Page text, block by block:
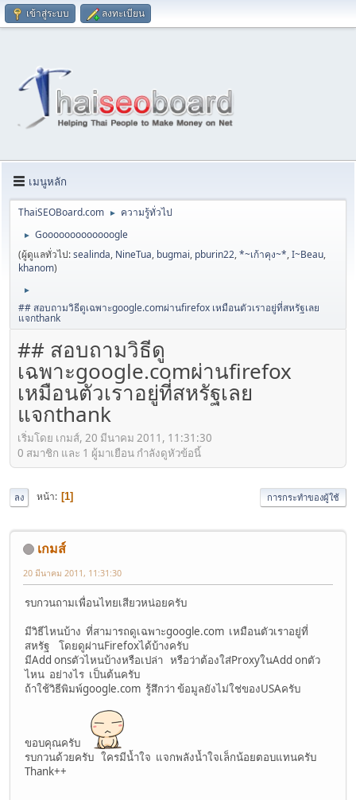
เข้าสู่ระบบ ลงทะเบียน
เมนูหลัก
ThaiSEOBoard.com ► ความรู้ทั่วไป
►
Gooooooooooooogle
(ผู้ดูแลทั่วไป:sealinda, NineTua, bugmai, pburin22,*~เก้าคุง~*,I~Beau,
khanom)
►
## สอบถามวิธีดูเฉพาะgoogle.comผ่านfirefox เหมือนตัวเราอยู่ที่สหรัฐเลย
แจกthank
## สอบถามวิธีดู
เฉพาะgoogle.comผ่านfirefox
เหมือนตัวเราอยู่ที่สหรัฐเลย
แจกthank
เริ่มโดย เกมส์, 20 มีนาคม 2011, 11:31:30
0 สมาชิก และ 1 ผู้มาเยือน กำลังดูหัวข้อนี้
ลง หน้า 1 การกระทำของผู้ใช้
เกมส์
20 มีนาคม 2011, 11:31:30
รบกวนถามเพื่อนไทยเสียวหน่อยครับ
มีวิธีไหนบ้าง ที่สามารถดูเฉพาะgoogle.com เหมือนตัวเราอยู่ที่
สหรัฐ โดยดูผ่านFirefoxได้บ้างครับ
มีAdd onsตัวไหนบ้างหรือเปล่า หรือว่าต้องใส่ProxyในAdd onตัว
ไหน อย่างไร เป็นต้นครับ
ถ้าใช้วิธีพิมพ์google.com รู้สึกว่า ข้อมูลยังไม่ใช่ของUSAครับ
ขอบคุณครับ
รบกวนด้วยครับ ใครมีน้ำใจ แจกพลังน้ำใจเล็กน้อยตอบแทนครับ
Thank++